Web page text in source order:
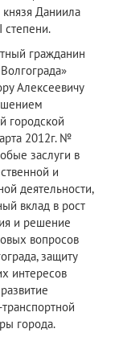
Даниила
степени.
гражданин
Алексеевичу
городской
2012г. №
заслуги в
и
деятельности,
вклад в рост
и решение
вопросов
защиту
интересов
города.